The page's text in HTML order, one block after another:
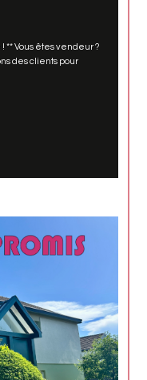
** Vous êtes vendeur ?
des clients pour